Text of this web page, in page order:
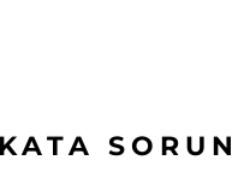
SORUN